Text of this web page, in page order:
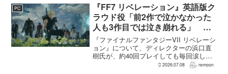
ーモデルなども含めて、すべて一から作
り直しているという...
PC
『FF7 リベレーション』英語版ク
ラウド役「前2作で泣かなかった
人も3作目では泣き崩れる」 浜
口Dも約40回泣いたクラウドの重
要場面に言及
『ファイナルファンタジーVII リベレーシ
ョン』について、ディレクターの浜口直
樹氏が、約40回プレイしても毎回涙した
というクラウドの重要な場面について語
2026.07.08 remoon